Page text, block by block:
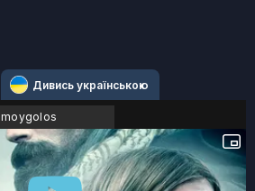
Дивись українською
moygolos